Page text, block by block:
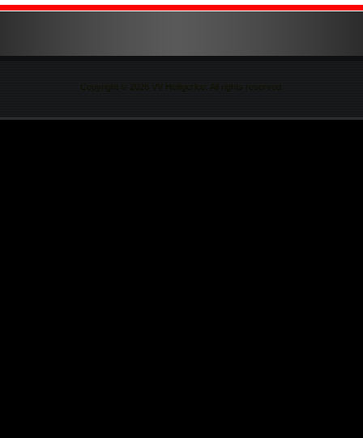
Copyright © 2026 VV Heiligerlee. All rights reserved.